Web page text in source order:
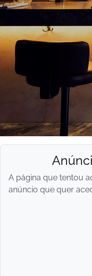
A página que tentou
anúncio que quer